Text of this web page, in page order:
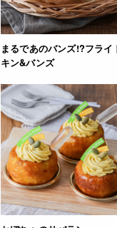
まるであのバンズ!?フライ
キン&バンズ